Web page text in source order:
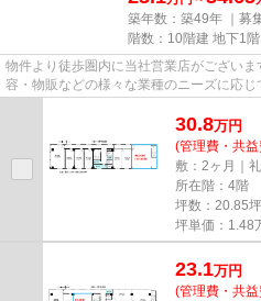
築年数：築49年 ｜募
階数：10階建 地下1階
物件より徒歩圏内に当社営業店がござい
容・物販などの様々な業種のニーズに応じ
尚、弊社ではおとり広告は一切...
30.8万円
(管理費・共
敷：2ヶ月｜
所在階：4階
坪数：20.85
坪単価： 1.48
23.1万円
(管理費・共